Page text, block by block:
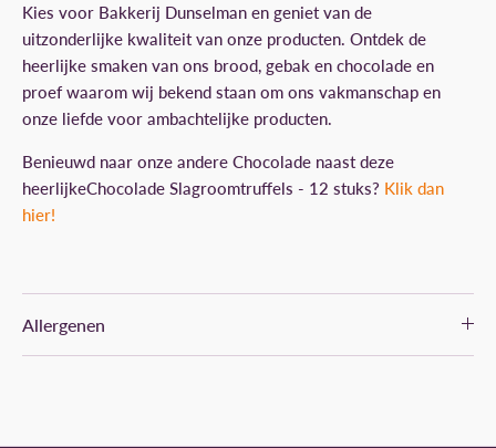
Kies voor Bakkerij Dunselman en geniet van de
uitzonderlijke kwaliteit van onze producten. Ontdek de
heerlijke smaken van ons brood, gebak en chocolade en
proef waarom wij bekend staan om ons vakmanschap en
onze liefde voor ambachtelijke producten.
Benieuwd naar onze andere Chocolade naast deze
heerlijkeChocolade Slagroomtruffels - 12 stuks? Klik dan
hier!
Allergenen